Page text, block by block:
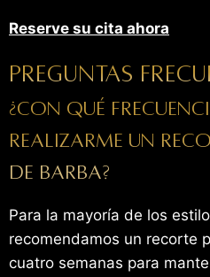
Reserve su cita ahora
Preguntas
¿Con qué
realizarme un
de barba?
Para la mayoría de los
recomendamos un recorte
cuatro semanas para